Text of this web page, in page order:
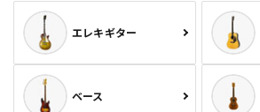
エレキギター
ベース